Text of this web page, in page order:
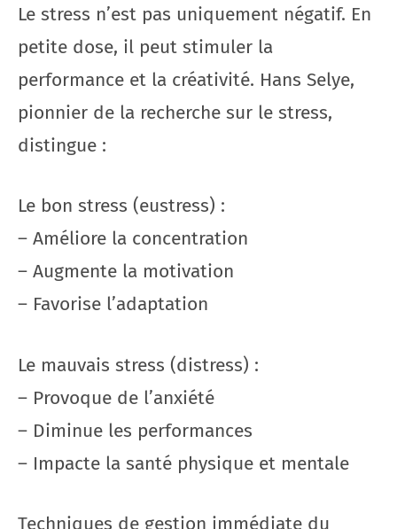
Le stress n’est pas uniquement négatif. En
petite dose, il peut stimuler la
performance et la créativité. Hans Selye,
pionnier de la recherche sur le stress,
distingue :
Le bon stress (eustress) :
– Améliore la concentration
– Augmente la motivation
– Favorise l’adaptation
Le mauvais stress (distress) :
– Provoque de l’anxiété
– Diminue les performances
– Impacte la santé physique et mentale
Techniques de gestion immédiate du